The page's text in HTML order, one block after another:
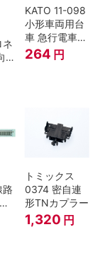
ネ
KATO 11-098
小形車両用台
車 急行電車1
Bトレインシ
264 円
トミックス
0374 密自連
形TNカプラー
1,320 円